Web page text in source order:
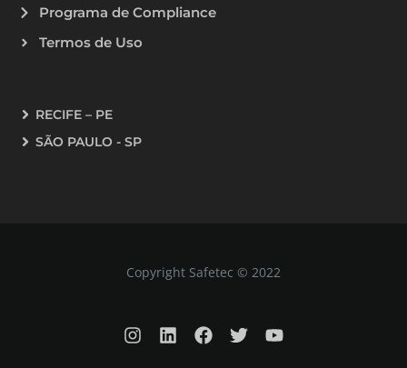
Programa de Compliance
Termos de Uso
RECIFE – PE
SÃO PAULO - SP
Copyright Safetec © 2022